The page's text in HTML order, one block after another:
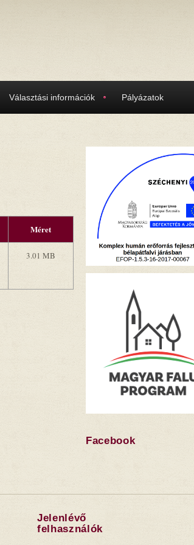
Választási információk Pályázatok
Méret
3.01 MB
Facebook
Jelenlévő
felhasználók